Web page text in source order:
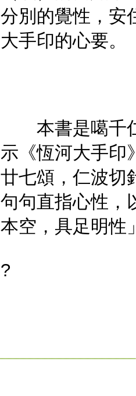
分別的覺性，安
大手印的心要。
本書是噶千仁
示《恆河大手印
廿七頌，仁波切
句句直指心性，
本空，具足明性
?